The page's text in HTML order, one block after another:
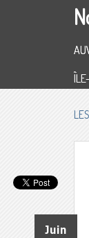
Juin